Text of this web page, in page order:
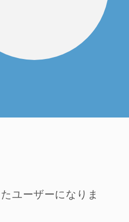
ユーザーになりま